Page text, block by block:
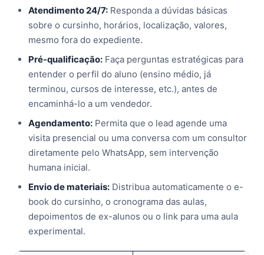
Atendimento 24/7: Responda a dúvidas básicas
sobre o cursinho, horários, localização, valores,
mesmo fora do expediente.
Pré-qualificação: Faça perguntas estratégicas para
entender o perfil do aluno (ensino médio, já
terminou, cursos de interesse, etc.), antes de
encaminhá-lo a um vendedor.
Agendamento: Permita que o lead agende uma
visita presencial ou uma conversa com um consultor
diretamente pelo WhatsApp, sem intervenção
humana inicial.
Envio de materiais: Distribua automaticamente o e-
book do cursinho, o cronograma das aulas,
depoimentos de ex-alunos ou o link para uma aula
experimental.